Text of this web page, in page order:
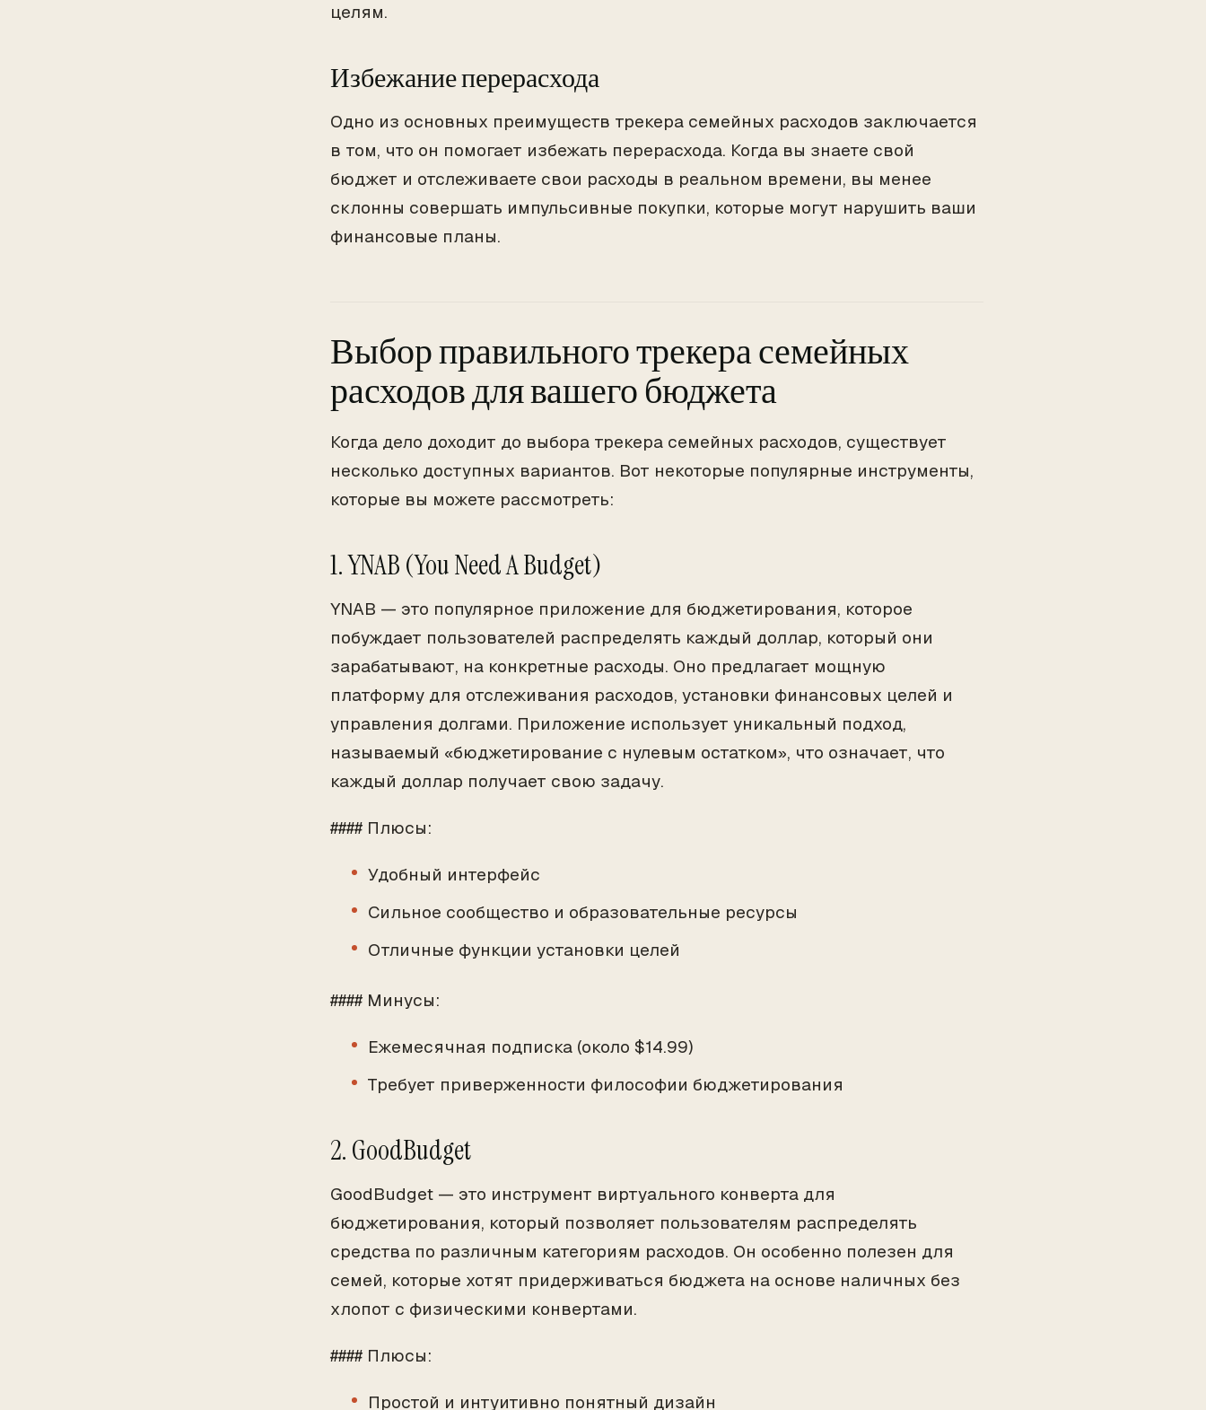
целям.
Избежание перерасхода
Одно из основных преимуществ трекера семейных расходов заключается
в том, что он помогает избежать перерасхода. Когда вы знаете свой
бюджет и отслеживаете свои расходы в реальном времени, вы менее
склонны совершать импульсивные покупки, которые могут нарушить ваши
финансовые планы.
Выбор правильного трекера семейных
расходов для вашего бюджета
Когда дело доходит до выбора трекера семейных расходов, существует
несколько доступных вариантов. Вот некоторые популярные инструменты,
которые вы можете рассмотреть:
1. YNAB (You Need A Budget)
YNAB — это популярное приложение для бюджетирования, которое
побуждает пользователей распределять каждый доллар, который они
зарабатывают, на конкретные расходы. Оно предлагает мощную
платформу для отслеживания расходов, установки финансовых целей и
управления долгами. Приложение использует уникальный подход,
называемый «бюджетирование с нулевым остатком», что означает, что
каждый доллар получает свою задачу.
#### Плюсы:
Удобный интерфейс
Сильное сообщество и образовательные ресурсы
Отличные функции установки целей
#### Минусы:
Ежемесячная подписка (около $14.99)
Требует приверженности философии бюджетирования
2. GoodBudget
GoodBudget — это инструмент виртуального конверта для
бюджетирования, который позволяет пользователям распределять
средства по различным категориям расходов. Он особенно полезен для
семей, которые хотят придерживаться бюджета на основе наличных без
хлопот с физическими конвертами.
#### Плюсы:
Простой и интуитивно понятный дизайн